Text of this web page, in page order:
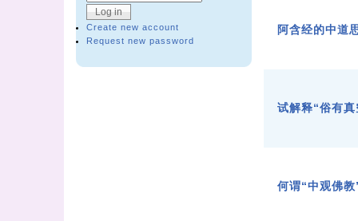
Create new account
Request new password
阿含经的中道
试解释“俗有
何谓“中观佛教